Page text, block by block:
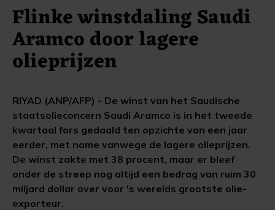
Flinke winstdaling Saudi
Aramco door lagere
olieprijzen
RIYAD (ANP/AFP) - De winst van het Saudische
staatsolieconcern Saudi Aramco is in het tweede
kwartaal fors gedaald ten opzichte van een jaar
eerder, met name vanwege de lagere olieprijzen.
De winst zakte met 38 procent, maar er bleef
onder de streep nog altijd een bedrag van ruim 30
miljard dollar over voor 's werelds grootste olie-
exporteur.